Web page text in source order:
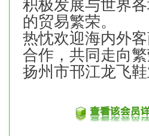
积极发展与世界
的贸易繁荣。
热忱欢迎海内外
合作，共同走向繁
扬州市邗江龙飞